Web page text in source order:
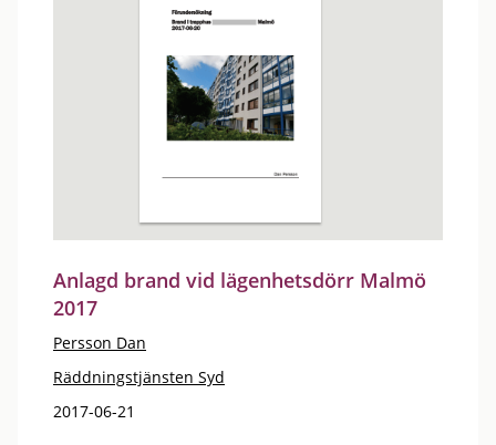
Anlagd brand vid lägenhetsdörr Malmö
2017
Persson Dan
Räddningstjänsten Syd
2017-06-21